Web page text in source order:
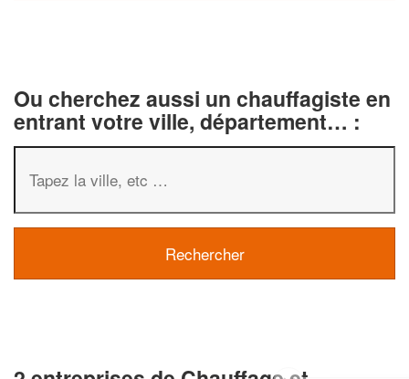
Ou cherchez aussi un chauffagiste en
entrant votre ville, département… :